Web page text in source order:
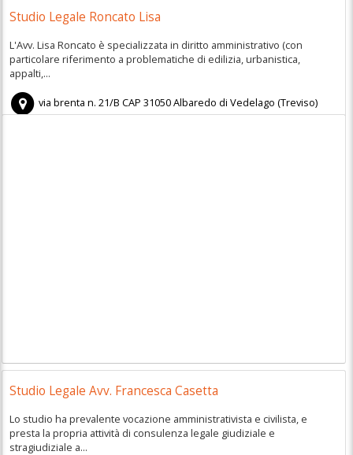
Studio Legale Roncato Lisa
L'Avv. Lisa Roncato è specializzata in diritto amministrativo (con
particolare riferimento a problematiche di edilizia, urbanistica,
appalti,...
via brenta n. 21/B CAP31050Albaredo di Vedelago (Treviso)
Studio Legale Avv. Francesca Casetta
Lo studio ha prevalente vocazione amministrativista e civilista, e
presta la propria attività di consulenza legale giudiziale e
stragiudiziale a...